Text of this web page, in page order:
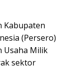
Kabupaten
(Persero)
Usaha Milik
sektor